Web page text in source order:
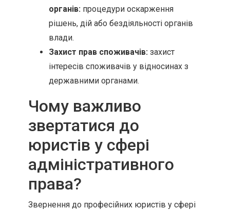
органів: процедури оскарження
рішень, дій або бездіяльності органів
влади.
Захист прав споживачів: захист
інтересів споживачів у відносинах з
державними органами.
Чому важливо
звертатися до
юристів у сфері
адміністративного
права?
Звернення до професійних юристів у сфері